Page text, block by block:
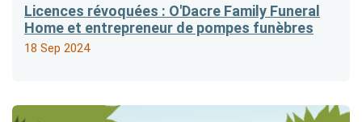
Licences révoquées : O'Dacre Family Funeral
Home et entrepreneur de pompes funèbres
18 Sep 2024